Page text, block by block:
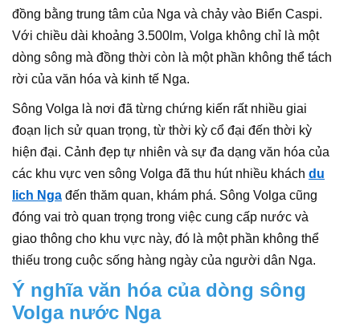
đồng bằng trung tâm của Nga và chảy vào Biển Caspi.
Với chiều dài khoảng 3.500lm, Volga không chỉ là một
dòng sông mà đồng thời còn là một phần không thể tách
rời của văn hóa và kinh tế Nga.
Sông Volga là nơi đã từng chứng kiến rất nhiều giai
đoạn lịch sử quan trọng, từ thời kỳ cổ đại đến thời kỳ
hiện đại. Cảnh đẹp tự nhiên và sự đa dạng văn hóa của
các khu vực ven sông Volga đã thu hút nhiều khách du
lich Nga đến thăm quan, khám phá. Sông Volga cũng
đóng vai trò quan trọng trong việc cung cấp nước và
giao thông cho khu vực này, đó là một phần không thể
thiếu trong cuộc sống hàng ngày của người dân Nga.
Ý nghĩa văn hóa của dòng sông
Volga nước Nga